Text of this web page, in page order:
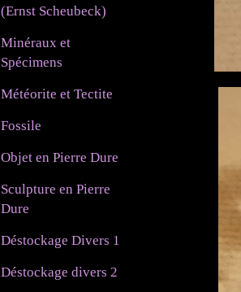
(Ernst Scheubeck)
Minéraux et
Spécimens
Météorite et Tectite
Fossile
Objet en Pierre Dure
Sculpture en Pierre
Dure
Déstockage Divers 1
Déstockage divers 2